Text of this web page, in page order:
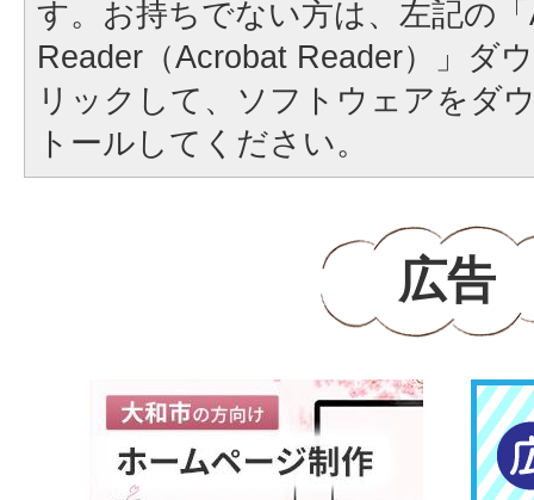
す。お持ちでない方は、左記の
Reader（Acrobat Reader）」ダ
リックして、ソフトウェアをダ
トールしてください。
広告